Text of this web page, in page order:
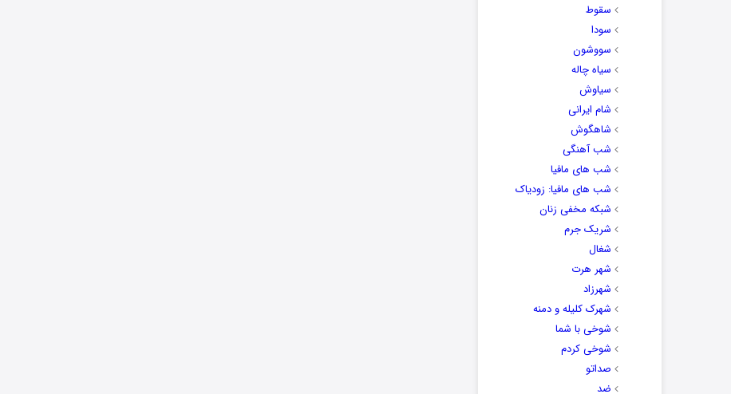
سقوط
سودا
سووشون
سیاه چاله
سیاوش
شام ایرانی
شاهگوش
شب آهنگی
شب های مافیا
شب های مافیا: زودیاک
شبکه مخفی زنان
شریک جرم
شغال
شهر هرت
شهرزاد
شهرک کلیله و دمنه
شوخی با شما
شوخی کردم
صداتو
ضد